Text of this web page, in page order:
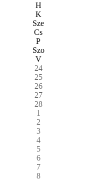
H
K
Sze
Cs
P
Szo
V
24
25
26
27
28
1
2
3
4
5
6
7
8